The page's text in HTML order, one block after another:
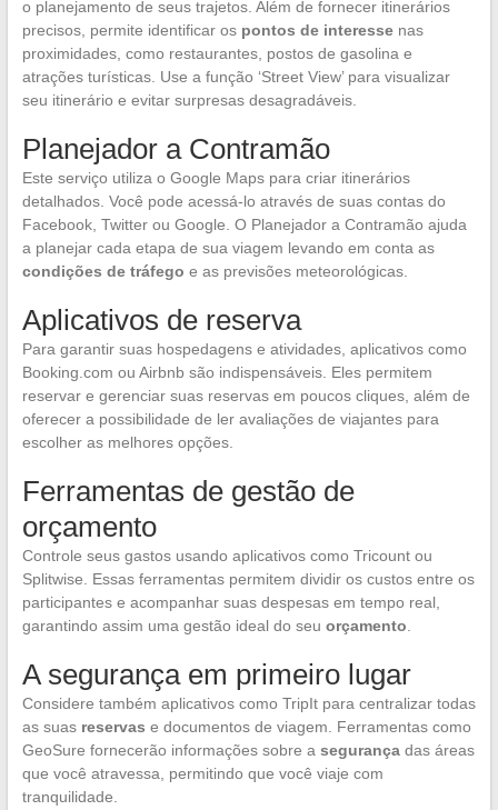
o planejamento de seus trajetos. Além de fornecer itinerários
precisos, permite identificar os pontos de interessenas
proximidades, como restaurantes, postos de gasolina e
atrações turísticas. Use a função ‘Street View’ para visualizar
seu itinerário e evitar surpresas desagradáveis.
Planejador a Contramão
Este serviço utiliza o Google Maps para criar itinerários
detalhados. Você pode acessá-lo através de suas contas do
Facebook, Twitter ou Google. O Planejador a Contramão ajuda
a planejar cada etapa de sua viagem levando em conta as
condições de tráfego e as previsões meteorológicas.
Aplicativos de reserva
Para garantir suas hospedagens e atividades, aplicativos como
Booking.com ou Airbnb são indispensáveis. Eles permitem
reservar e gerenciar suas reservas em poucos cliques, além de
oferecer a possibilidade de ler avaliações de viajantes para
escolher as melhores opções.
Ferramentas de gestão de
orçamento
Controle seus gastos usando aplicativos como Tricount ou
Splitwise. Essas ferramentas permitem dividir os custos entre os
participantes e acompanhar suas despesas em tempo real,
garantindo assim uma gestão ideal do seu orçamento.
A segurança em primeiro lugar
Considere também aplicativos como TripIt para centralizar todas
as suas reservas e documentos de viagem. Ferramentas como
GeoSure fornecerão informações sobre a segurançadas áreas
que você atravessa, permitindo que você viaje com
tranquilidade.